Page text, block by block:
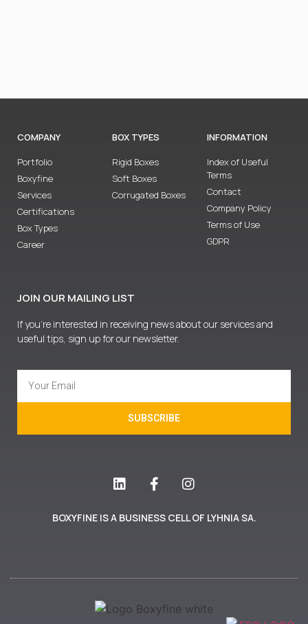
COMPANY
Portfolio
Boxyfine
Services
Certifications
Box Types
Career
BOX TYPES
Rigid Boxes
Soft Boxes
Corrugated Boxes
INFORMATION
Index of Useful
Terms
Contact
Company Policy
Terms of Use
GDPR
JOIN OUR MAILING LIST
If you’re interested in receiving news about our services and
useful tips, sign up for our newsletter.
SUBSCRIBE
BOXYFINE IS A BUSINESS CELL OF LYHNIA SA.